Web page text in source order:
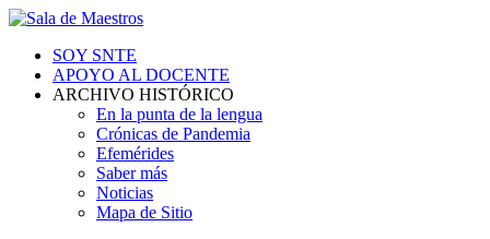
SOY SNTE
APOYO AL DOCENTE
ARCHIVO HISTÓRICO
En la punta de la lengua
Crónicas de Pandemia
Efemérides
Saber más
Noticias
Mapa de Sitio